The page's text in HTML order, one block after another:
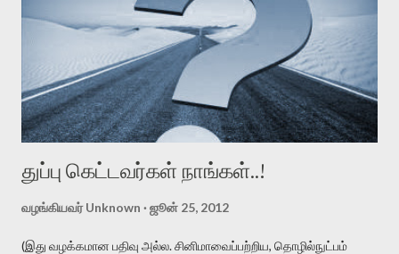
துப்பு கெட்டவர்கள் நாங்கள்..!
வழங்கியவர்Unknown ஜூன் 25, 2012
(இது வழக்கமான பதிவு அல்ல. சினிமாவைப்பற்றிய, தொழில்நுட்பம்